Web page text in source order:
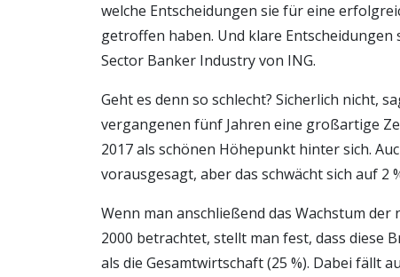
welche Entscheidungen sie für eine
getroffen haben. Und klare
Sector Banker Industry von ING.
Geht es denn so schlecht? Sicherlich nicht,
vergangenen fünf Jahren eine großartige
2017 als schönen Höhepunkt hinter sich.
vorausgesagt, aber das schwächt sich auf 2
Wenn man anschließend das Wachstum
2000 betrachtet, stellt man fest, dass diese
als die Gesamtwirtschaft (25 %). Dabei fällt